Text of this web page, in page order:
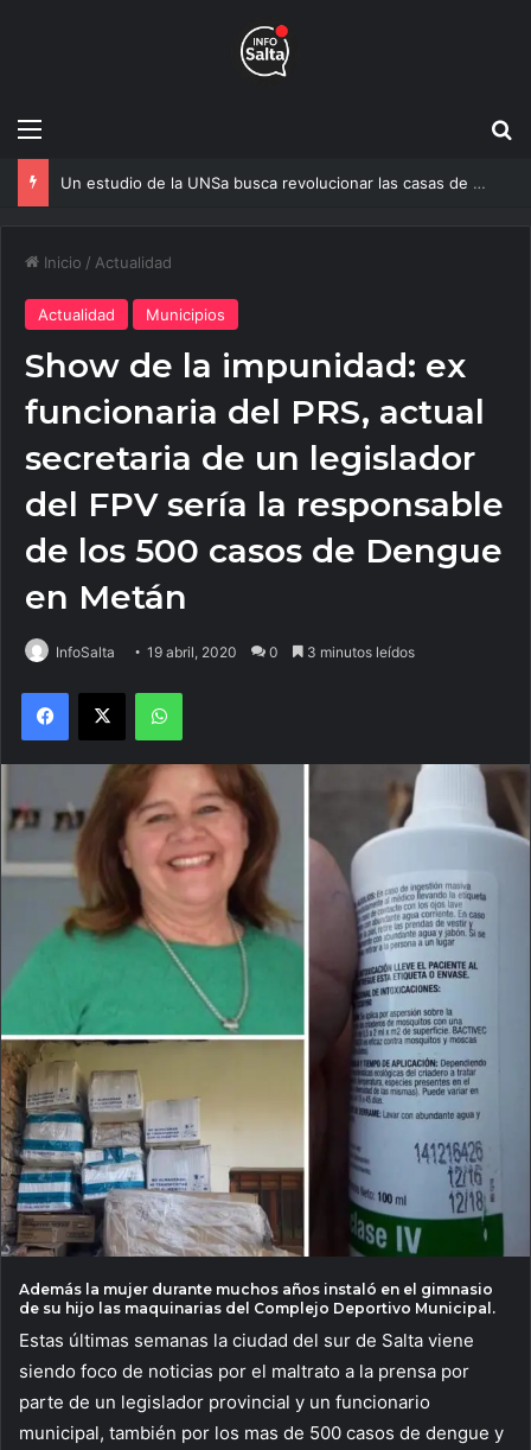
Menú
Un estudio de la UNSa busca revolucionar las casas de adobe y hacerlas más seguras
Inicio / Actualidad
Actualidad Municipios
Show de la impunidad: ex
funcionaria del PRS, actual
secretaria de un legislador
del FPV sería la responsable
de los 500 casos de Dengue
en Metán
InfoSalta 19 abril, 2020 0 3 minutos leídos
Facebook
X WhatsApp
Además la mujer durante muchos años instaló en el gimnasio
de su hijo las maquinarias del Complejo Deportivo Municipal.
Estas últimas semanas la ciudad del sur de Salta viene
siendo foco de noticias por el maltrato a la prensa por
parte de un legislador provincial y un funcionario
municipal, también por los mas de 500 casos de dengue y